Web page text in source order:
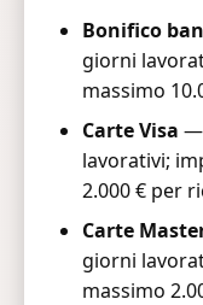
Bonifico
giorni
massimo
Carte Visa —
lavorativi;
2.000 € per
Carte
giorni
massimo